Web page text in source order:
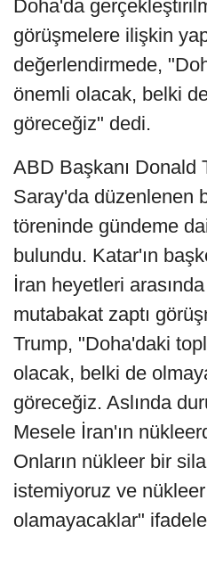
Doha'da
görüşmelere ilişkin
değerlendirmede,
önemli olacak, belki
göreceğiz" dedi.
ABD Başkanı Donald
Saray'da düzenlenen
töreninde gündeme
bulundu. Katar'ın
İran heyetleri
mutabakat zaptı
Trump, "Doha'daki
olacak, belki de
göreceğiz. Aslında
Mesele İran'ın
Onların nükleer bir
istemiyoruz ve
olamayacaklar"